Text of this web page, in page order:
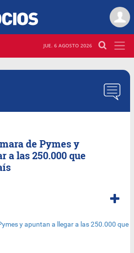
JUE. 6 AGOSTO 2026
de Pymes y
a las 250.000 que